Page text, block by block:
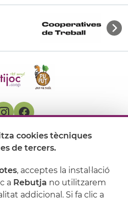
cookies tècniques
de tercers.
, acceptes la instal·lació
a Rebutja no utilitzarem
addicional. Si fa clic a